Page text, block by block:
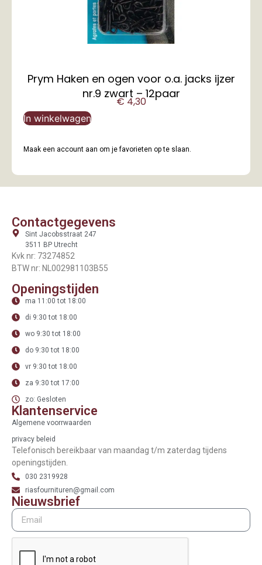
Prym Haken en ogen voor o.a. jacks ijzer
nr.9 zwart – 12paar
€4,30
In winkelwagen
Maak een account aan om je favorieten op te slaan.
Contactgegevens
Sint Jacobsstraat 247
3511 BP Utrecht
Kvk nr: 73274852
BTW nr: NL002981103B55
Openingstijden
ma 11:00 tot 18:00
di 9:30 tot 18:00
wo 9:30 tot 18:00
do 9:30 tot 18:00
vr 9:30 tot 18:00
za 9:30 tot 17:00
zo: Gesloten
Klantenservice
Algemene voorrwaarden
privacy beleid
Telefonisch bereikbaar van maandag t/m zaterdag tijdens
openingstijden.
030 2319928
riasfournituren@gmail.com
Nieuwsbrief